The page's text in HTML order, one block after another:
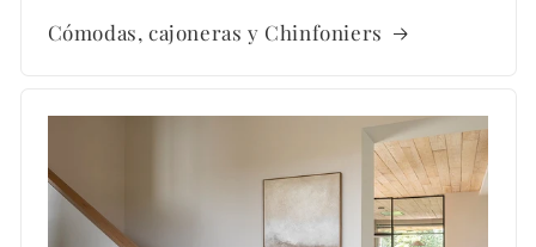
Cómodas, cajoneras y Chinfoniers